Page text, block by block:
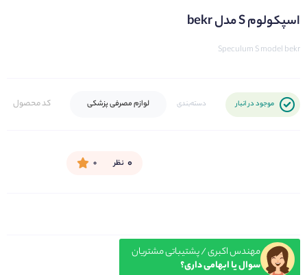
اسپکولوم S مدل bekr
Speculum S model bekr
موجود در انبار دسته‌بندی لوازم مصرفی پزشکی کد محصول
۰ نظر ۰
مهندس اکبری / پشتیباتی مشتریان
سوال یا ابهامی داری؟